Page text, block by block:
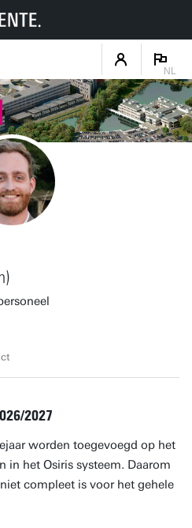
NL
2027
worden toegevoegd op het
in het Osiris systeem. Daarom
compleet is voor het gehele